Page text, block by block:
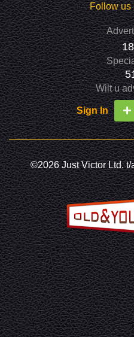
Follow us
Wilt u
Sign In
©2026 Just Victor Ltd.